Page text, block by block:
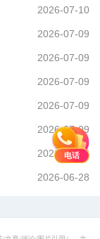
2026-07-10
2026-07-09
2026-07-09
2026-07-09
2026-07-09
2026-07-09
2026-07-06
2026-06-28
电话